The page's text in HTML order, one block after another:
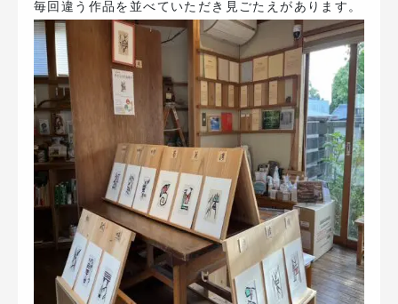
毎回違う作品を並べていただき見ごたえがあります。